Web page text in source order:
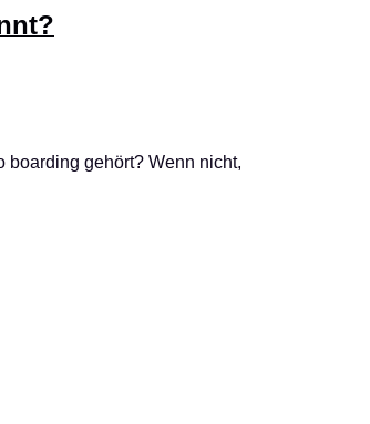
boarding gehört? Wenn nicht,